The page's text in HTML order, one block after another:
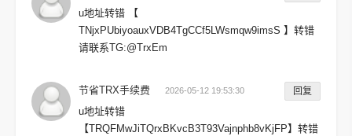
u地址转错 【
TNjxPUbiyoauxVDB4TgCCf5LWsmqw9imsS 】转错
请联系TG:@TrxEm
节省TRX手续费 2026-05-12 19:53:30 回复
u地址转错
【TRQFMwJiTQrxBKvcB3T93Vajnphb8vKjFP】转错